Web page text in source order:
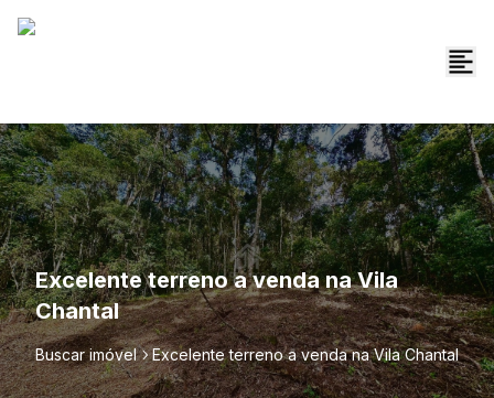
Excelente terreno a venda na Vila
Chantal
Buscar imóvel Excelente terreno a venda na Vila Chantal